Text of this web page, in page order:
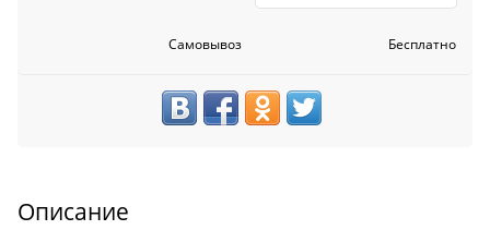
Самовывоз Бесплатно
Описание